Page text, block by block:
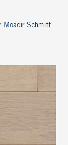
Moacir Schmitt